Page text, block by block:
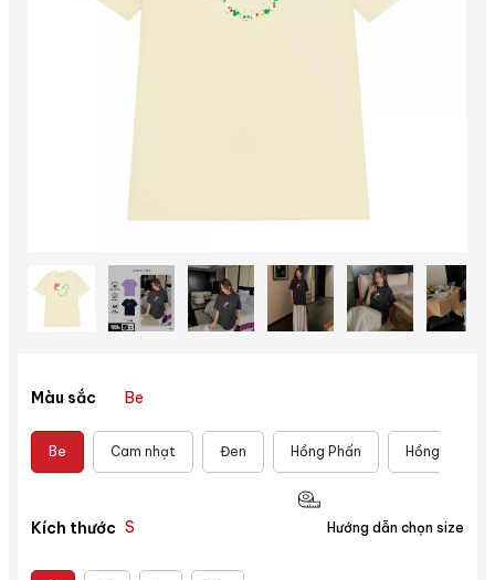
Màu sắc Be
Be Cam nhạt Đen Hồng Phấn Hồng sen
Kích thước S Hướng dẫn chọn size